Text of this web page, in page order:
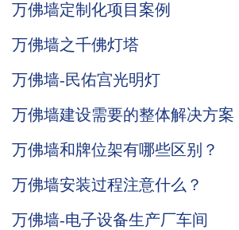
万佛墙定制化项目案例
万佛墙之千佛灯塔
万佛墙-民佑宫光明灯
万佛墙建设需要的整体解决方案
万佛墙和牌位架有哪些区别？
万佛墙安装过程注意什么？
万佛墙-电子设备生产厂车间